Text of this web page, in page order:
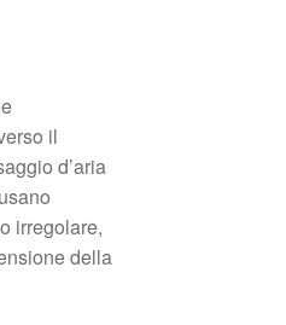
il
d’aria
irregolare,
della